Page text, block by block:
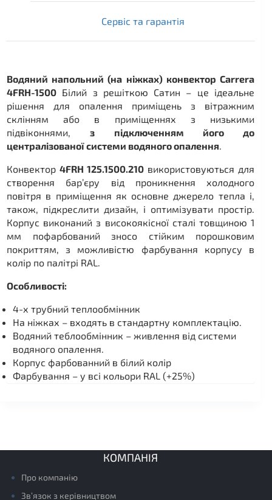
Сервіс та гарантія
Водяний напольний (на ніжках) конвектор Carrera
4FRH-1500 Білий з решіткою Сатин – це ідеальне
рішення для опалення приміщень з вітражним
склінням або в приміщеннях з низькими
підвіконнями,з підключенням його до
централізованої системи водяного опалення
Конвектор4FRH 125.1500.210 використовуються для
створення бар’єру від проникнення холодного
повітря в приміщення як основне джерело тепла і,
також, підкреслити дизайн, і оптимізувати простір.
Корпус виконаний з високоякісної сталі товщиною 1
мм пофарбований зносо стійким порошковим
покриттям, з можливістю фарбування корпусу в
колір по палітрі RAL.
Особливості:
4-х трубний теплообмінник
На ніжках – входять в стандартну комплектацію.
Водяний теблообмінник – живлення від системи
водяного опалення.
Корпус фарбованний в білий колір
Фарбування – у всі кольори RAL (+25%)
КОМПАНІЯ
Про компанію
Зв’язок з керівництвом